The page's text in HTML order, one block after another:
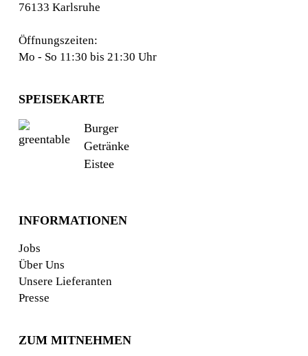
76133 Karlsruhe
Öffnungszeiten:
Mo - So 11:30 bis 21:30 Uhr
SPEISEKARTE
Burger
Getränke
Eistee
INFORMATIONEN
Jobs
Über Uns
Unsere Lieferanten
Presse
ZUM MITNEHMEN